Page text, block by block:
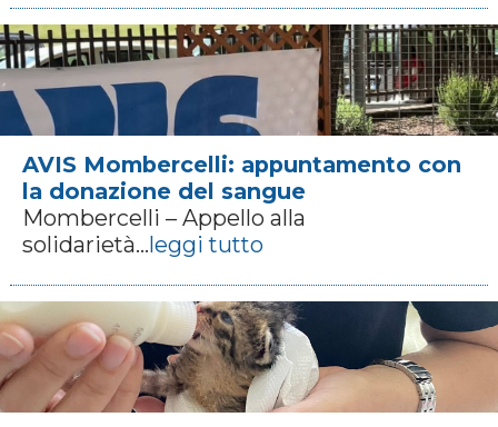
AVIS Mombercelli: appuntamento con
la donazione del sangue
Mombercelli – Appello alla
solidarietà...leggi tutto